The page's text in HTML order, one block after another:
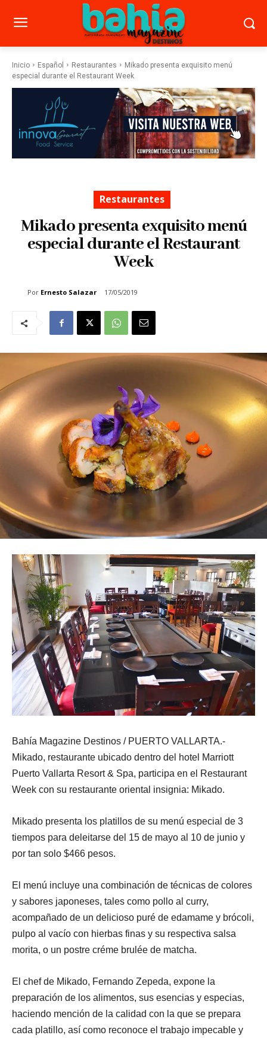
Inicio Español Restaurantes
Mikado presenta exquisito menú
especial durante el Restaurant Week
Restaurantes
Mikado presenta exquisito menú
especial durante el Restaurant
Week
Por Ernesto Salazar 17/05/2019
Bahía Magazine Destinos / PUERTO VALLARTA.-
Mikado, restaurante ubicado dentro del hotel Marriott
Puerto Vallarta Resort & Spa, participa en el Restaurant
Week con su restaurante oriental insignia: Mikado.
Mikado presenta los platillos de su menú especial de 3
tiempos para deleitarse del 15 de mayo al 10 de junio y
por tan solo $466 pesos.
El menú incluye una combinación de técnicas de colores
y sabores japoneses, tales como pollo al curry,
acompañado de un delicioso puré de edamame y brócoli,
pulpo al vacío con hierbas finas y su respectiva salsa
morita, o un postre créme brulée de matcha.
El chef de Mikado, Fernando Zepeda, expone la
preparación de los alimentos, sus esencias y especias,
haciendo mención de la calidad con la que se prepara
cada platillo, así como reconoce el trabajo impecable y